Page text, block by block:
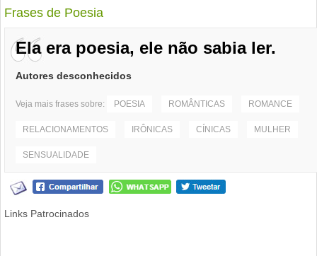
Frases de Poesia
Ela era poesia, ele não sabia ler.
Autores desconhecidos
Veja mais frases sobre: POESIA ROMÂNTICAS ROMANCE
RELACIONAMENTOS IRÔNICAS CÍNICAS MULHER
SENSUALIDADE
Links Patrocinados